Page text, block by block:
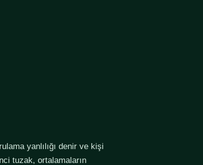
yanlılığı denir ve kişi
tuzak, ortalamaların